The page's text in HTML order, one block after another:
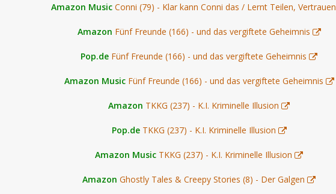
Amazon Music Conni (79) - Klar kann Conni das / Lernt Teilen, Vertrauen
Amazon Fünf Freunde (166) - und das vergiftete Geheimnis
Pop.de Fünf Freunde (166) - und das vergiftete Geheimnis
Amazon Music Fünf Freunde (166) - und das vergiftete Geheimnis
Amazon TKKG (237) - K.I. Kriminelle Illusion
Pop.de TKKG (237) - K.I. Kriminelle Illusion
Amazon Music TKKG (237) - K.I. Kriminelle Illusion
Amazon Ghostly Tales & Creepy Stories (8) - Der Galgen